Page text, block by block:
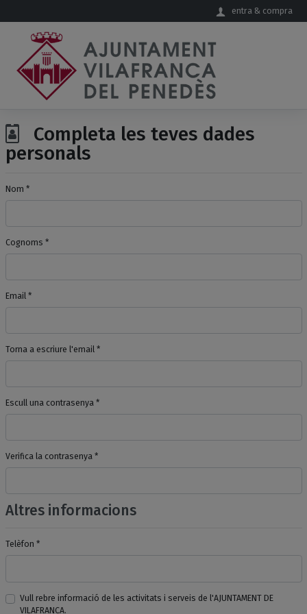
entra & compra
Completa les teves dades
personals
Nom *
Cognoms *
Email *
Torna a escriure l'email *
Escull una contrasenya *
Verifica la contrasenya *
Altres informacions
Telèfon *
Vull rebre informació de les activitats i serveis de l'AJUNTAMENT DE
VILAFRANCA.